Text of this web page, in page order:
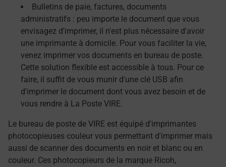
Bulletins de paie, factures, documents
administratifs : peu importe le document que vous
envisagez d'imprimer, il n'est plus nécessaire d'avoir
une imprimante à domicile. Pour vous faciliter la vie,
venez imprimer vos documents en bureau de poste.
Cette solution flexible est accessible à tous. Pour ce
faire, il suffit de vous munir d'une clé USB afin
d'imprimer le document dont vous avez besoin et de
vous rendre à La Poste VIRE.
Le bureau de poste de VIRE est équipé d'imprimantes
photocopieuses couleur vous permettant d'imprimer mais
aussi de scanner des documents en noir et blanc ou en
couleur. Ces photocopieurs de la marque Ricoh,